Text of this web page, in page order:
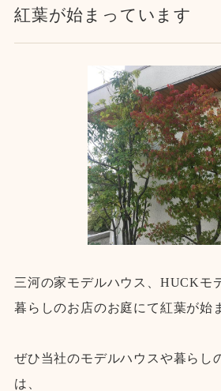
紅葉が始まっています
三河の家モデルハウス、HUCKモ
暮らしのお店のお庭にて紅葉が始
ぜひ当社のモデルハウスや暮らし
は、